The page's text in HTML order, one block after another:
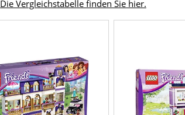
Die Vergleichstabelle finden Sie hier.